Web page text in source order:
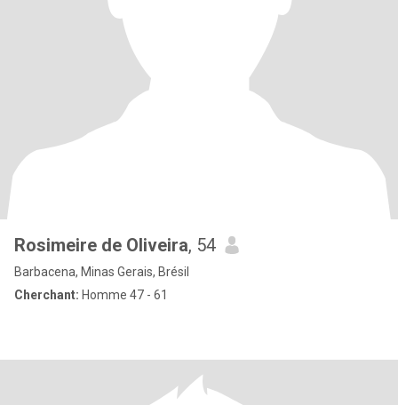
Rosimeire de Oliveira, 54
Barbacena, Minas Gerais, Brésil
Cherchant: Homme 47 - 61